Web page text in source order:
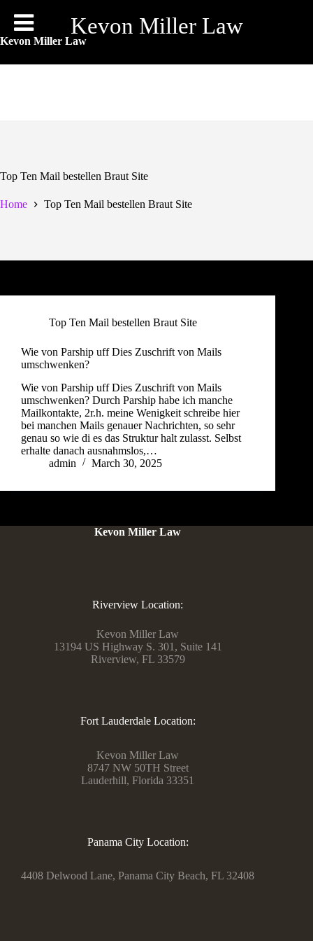
Kevon Miller Law
content
Kevon Miller Law
Top Ten Mail bestellen Braut Site
Home Top Ten Mail bestellen Braut Site
Top Ten Mail bestellen Braut Site
Wie von Parship uff Dies Zuschrift von Mails
umschwenken?
Wie von Parship uff Dies Zuschrift von Mails
umschwenken? Durch Parship habe ich manche
Mailkontakte, 2r.h. meine Wenigkeit schreibe hier
bei manchen Mails genauer Nachrichten, so sehr
genau so wie di es das Struktur halt zulasst. Selbst
erhalte danach ausnahmslos,…
admin
March 30, 2025
Kevon Miller Law
Riverview Location:
Kevon Miller Law
13194 US Highway S. 301, Suite 141
Riverview, FL 33579
Fort Lauderdale Location:
Kevon Miller Law
8747 NW 50TH Street
Lauderhill, Florida 33351
Panama City Location:
4408 Delwood Lane, Panama City Beach, FL 32408